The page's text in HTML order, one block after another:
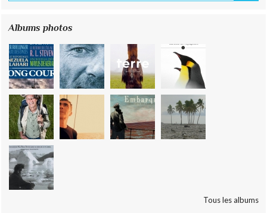
Albums photos
Tous les albums